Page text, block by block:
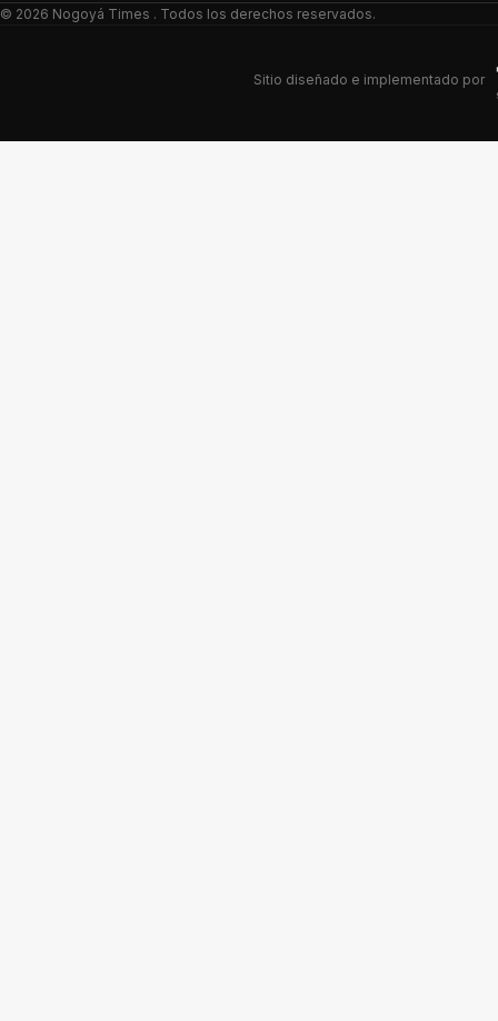
© 2026 Nogoyá Times . Todos los derechos reservados.
Sitio diseñado e implementado por